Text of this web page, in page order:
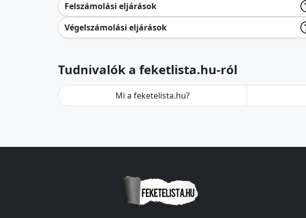
Felszámolási eljárások
Végelszámolási eljárások
Tudnivalók a feketlista.hu-ról
Mi a feketelista.hu?